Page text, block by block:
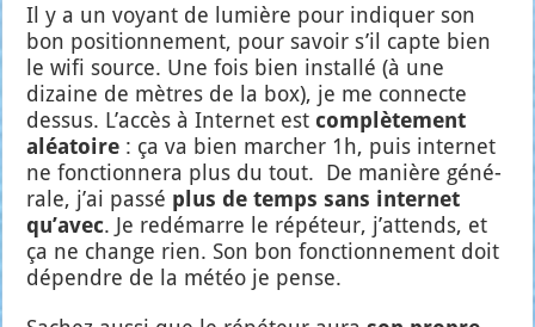
Il y a un voyant de lumière pour indi­quer son
bon posi­tion­ne­ment, pour savoir s’il capte bien
le wifi source. Une fois bien ins­tal­lé (à une
dizaine de mètres de la box), je me connecte
des­sus. L’ac­cès à Inter­net est com­plè­te­ment
aléa­toire : ça va bien mar­cher 1h, puis inter­net
ne fonc­tion­ne­ra plus du tout. De manière géné­
rale, j’ai pas­sé plus de temps sans inter­net
qu’a­vec. Je redé­marre le répé­teur, j’at­tends, et
ça ne change rien. Son bon fonc­tion­ne­ment doit
dépendre de la météo je pense.